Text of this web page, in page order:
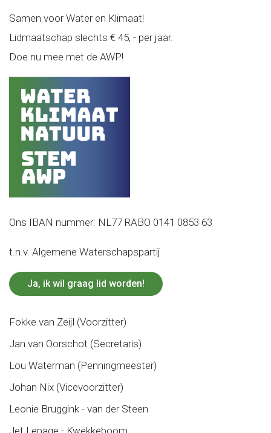
Samen voor Water en Klimaat!
Lidmaatschap slechts € 45, - per jaar.
Doe nu mee met de AWP!
Ons IBAN nummer: NL77 RABO 0141 0853 63
t.n.v. Algemene Waterschapspartij
Ja, ik wil graag lid worden!
Fokke van Zeijl (Voorzitter)
Jan van Oorschot (Secretaris)
Lou Waterman (Penningmeester)
Johan Nix (Vicevoorzitter)
Leonie Bruggink - van der Steen
Jet Lepage - Kwekkeboom